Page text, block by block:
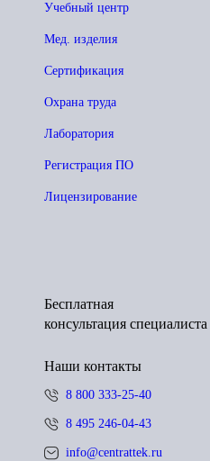
Учебный центр
Мед. изделия
Сертификация
Охрана труда
Лаборатория
Регистрация ПО
Лицензирование
Бесплатная
консультация специалиста
Наши контакты
8 800 333-25-40
8 495 246-04-43
info@centrattek.ru